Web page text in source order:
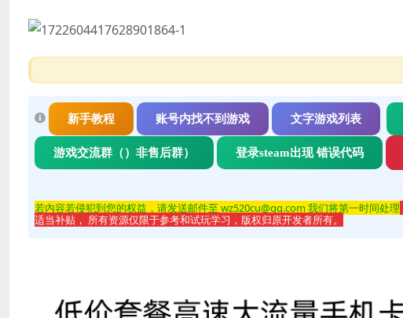
新手教程 账号内找不到游戏 文字游戏列表
游戏交流群（）非售后群） 登录steam出现 错误代码
若内容若侵犯到您的权益，请发送邮件至 wz520cu@qq.com 我们将第一时间处理
适当补贴， 所有资源仅限于参考和试玩学习，版权归原开发者所有。